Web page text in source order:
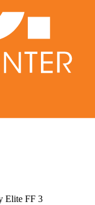
Elite FF 3